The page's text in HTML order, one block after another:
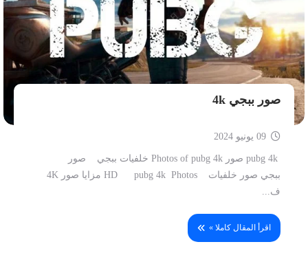
صور ببجي 4k
pubg 4k صور Photos of pubg 4k خلفيات ببجي صور
ببجي صور خلفيات HD pubg 4k Photos مزايا صور 4K
ف...
اقرأ المقال كاملا »